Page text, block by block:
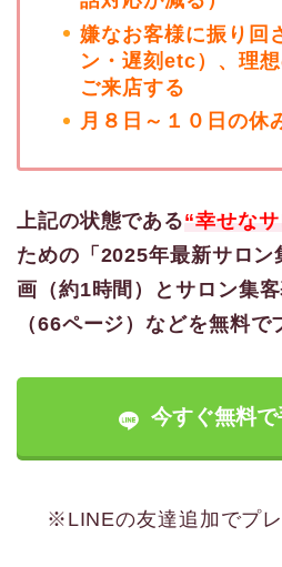
嫌なお客様に振り回
ン・遅刻etc）、理
ご来店する
月８日～１０日の休
上記の状態である“幸せな
ための「2025年最新サロン
画（約1時間）とサロン集
（66ページ）などを無料で
今すぐ無料
※LINEの友達追加でプ